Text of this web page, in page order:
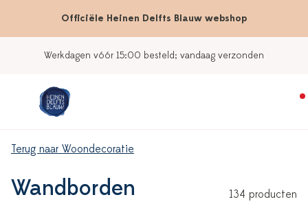
Officiële Heinen Delfts Blauw webshop
Onze winkels
Terug naar Woondecoratie
Wandborden 134 producten